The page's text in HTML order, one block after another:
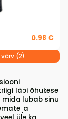
läbi õhukese
mida lubab sinu
ja
0.98 €
värv (2)